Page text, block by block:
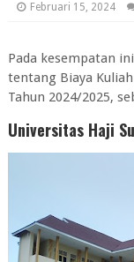
Februari 15, 2024
Pada kesempatan
tentang Biaya
Tahun 2024/2025,
Universitas Haji